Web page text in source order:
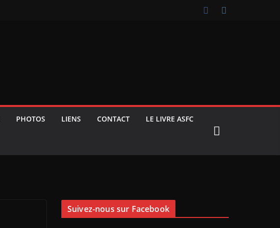
PHOTOS LIENS CONTACT LE LIVRE ASFC
Suivez-nous sur Facebook